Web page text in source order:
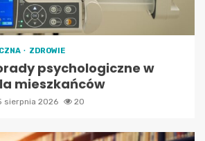
ZDROWIE
psychologiczne w
mieszkańców
sierpnia 2026 20